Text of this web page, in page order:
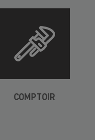
COMPTOIR